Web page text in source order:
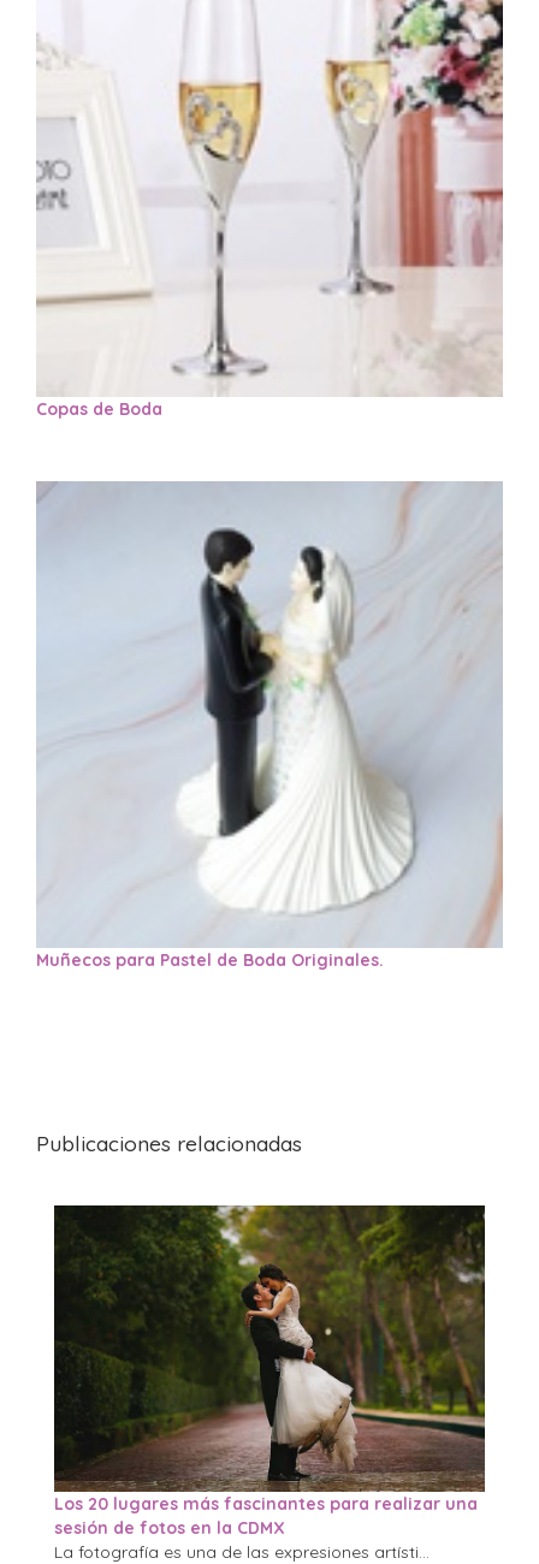
Copas de Boda
Muñecos para Pastel de Boda Originales.
Publicaciones relacionadas
Los 20 lugares más fascinantes para realizar una
sesión de fotos en la CDMX
La fotografía es una de las expresiones artísti...